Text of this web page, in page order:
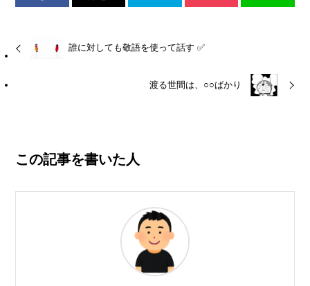
誰に対しても敬語を使って話す ✅
渡る世間は、○○ばかり
この記事を書いた人